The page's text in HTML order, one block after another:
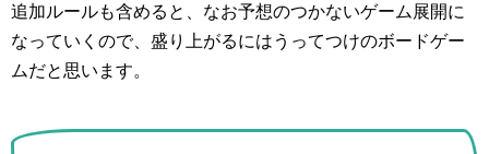
追加ルールも含めると、なお予想のつかないゲーム展開に
なっていくので、盛り上がるにはうってつけのボードゲー
ムだと思います。